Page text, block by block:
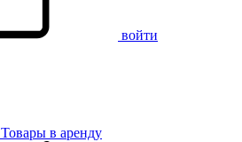
войти
Товары в аренду